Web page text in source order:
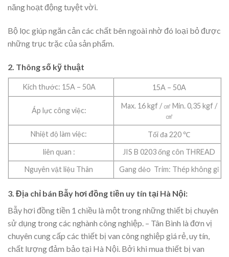
năng hoạt động tuyệt vời.
Bộ lọc giúp ngăn cản các chất bên ngoài nhờ đó loại bỏ được
những trục trặc của sản phẩm.
2. Thông số kỹ thuật
Kích thước: 15A – 50A 15A – 50A
Áp lực công việc:
Max. 16 kgf / ㎠ Min.0,35 kgf /
㎠
Nhiệt độ làm việc: Tối đa220 ℃
liên quan :
JIS B 0203 ống côn THREAD
Nguyên vật liệu Thân
Gang dẻo Trim: Thép không gỉ
3. Địa chỉ bán Bẫy hơi đồng tiền uy tín tại Hà Nội:
Bẫy hơi đồng tiền 1 chiều là một trong những thiết bị chuyên
sử dụng trong các nghành công nghiệp. – Tân Bình là đơn vị
chuyên cung cấp các thiết bị van công nghiệp giá rẻ, uy tín,
chất lượng đảm bảo tại Hà Nội. Bởi khi mua thiết bị van